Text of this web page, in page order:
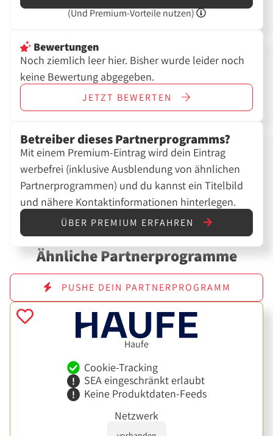
(Und Premium-Vorteile nutzen)
Bewertungen
Noch ziemlich leer hier. Bisher wurde leider noch
keine Bewertung abgegeben.
JETZT BEWERTEN
Betreiber dieses Partnerprogramms?
Mit einem Premium-Eintrag wird dein Eintrag
werbefrei (inklusive Ausblendung von ähnlichen
Partnerprogrammen) und du kannst ein Titelbild
und nähere Kontaktinformationen hinterlegen.
ÜBER PREMIUM ERFAHREN
Ähnliche Partnerprogramme
PUSHE DEIN PARTNERPROGRAMM
Haufe
Cookie-Tracking
SEA eingeschränkt erlaubt
Keine Produktdaten-Feeds
Netzwerk